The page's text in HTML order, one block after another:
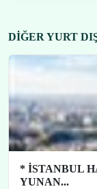
DIĞER YURT
* İSTANBUL
YUNAN...